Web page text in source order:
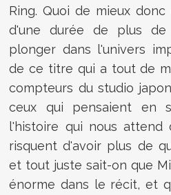
Ring. Quoi de mieux
d'une durée de plus
plonger dans l'univers
de ce titre qui a tout de
compteurs du studio
ceux qui pensaient en
l'histoire qui nous attend
risquent d'avoir plus de
et tout juste sait-on que
énorme dans le récit, et